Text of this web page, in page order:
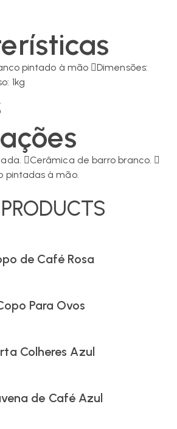
pintado à mão
Dimensões:
1kg
Cerâmica de barro branco.
pintadas à mão.
de Café Rosa
Para Ovos
Colheres Azul
de Café Azul